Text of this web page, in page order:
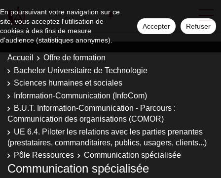
En poursuivant votre navigation sur ce
site, vous acceptez l'utilisation de
cookies à des fins de mesure
d'audience (statistiques anonymes).
Accepter Refuser
Accueil
Offre de formation
Bachelor Universitaire de Technologie
Sciences humaines et sociales
Information-Communication (InfoCom)
B.U.T. Information-Communication - Parcours :
Communication des organisations (COMOR)
UE 6.4. Piloter les relations avec les parties prenantes
(prestataires, commanditaires, publics, usagers, clients...)
Pôle Ressources
Communication spécialisée
Communication spécialisée